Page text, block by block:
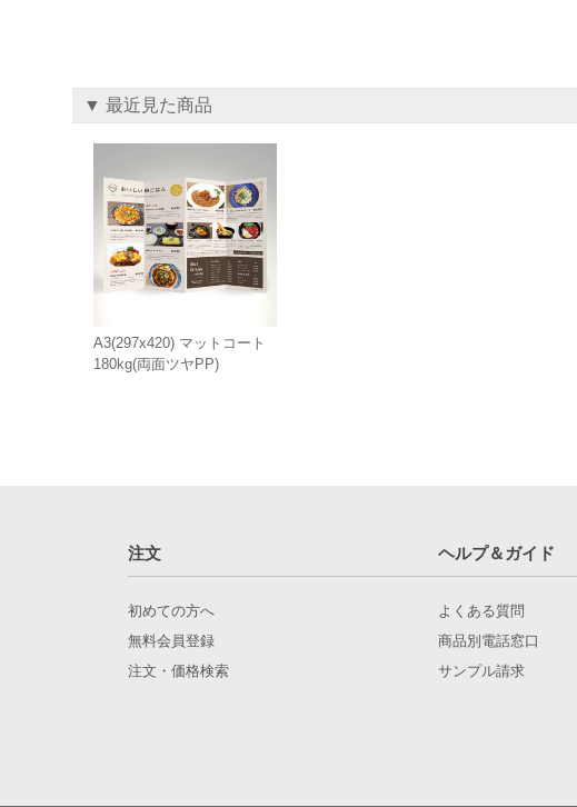
▼ 最近見た商品
A3(297x420) マットコート
180kg(両面ツヤPP)
注文 ヘルプ＆ガイド
初めての方へ
無料会員登録
注文・価格検索
よくある質問
商品別電話窓口
サンプル請求